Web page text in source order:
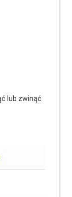
lub zwinąć